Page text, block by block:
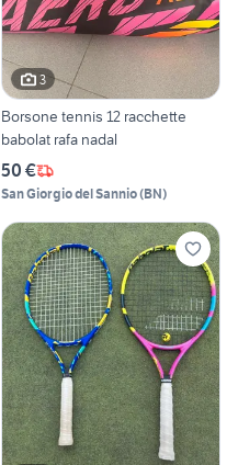
3
Borsone tennis 12 racchette
babolat rafa nadal
50 €
San Giorgio del Sannio(BN)